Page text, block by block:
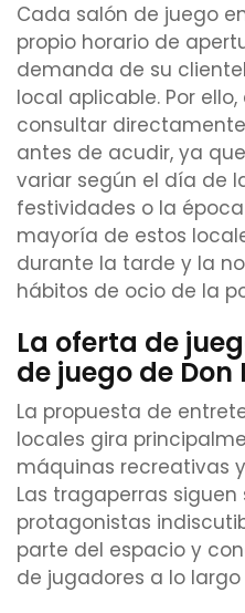
Cada salón de juego
propio horario de
demanda de su
local aplicable. Por
consultar
antes de acudir, ya
variar según el día de
festividades o la
mayoría de estos
durante la tarde y la
hábitos de ocio de la
La oferta de
de juego de Don
La propuesta de
locales gira
máquinas recreativas
Las tragaperras siguen
protagonistas
parte del espacio y
de jugadores a lo